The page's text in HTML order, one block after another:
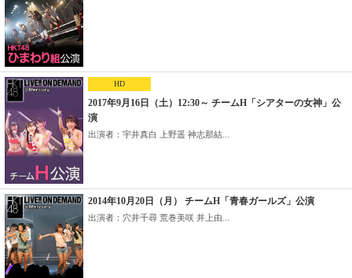
HD
2017年9月16日（土）12:30～ チームH「シアターの女神」公
演
出演者：宇井真白 上野遥 神志那結...
2014年10月20日（月） チームH「青春ガールズ」公演
出演者：穴井千尋 荒巻美咲 井上由...